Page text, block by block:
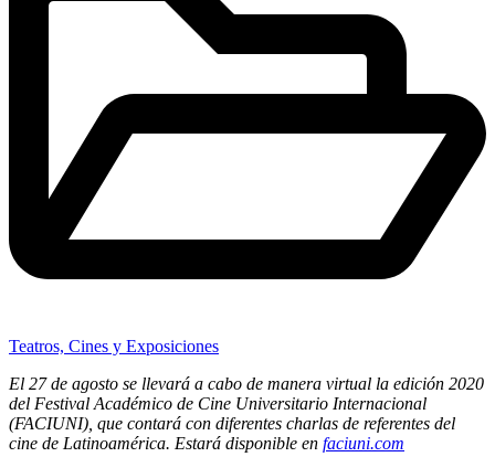
Teatros, Cines y Exposiciones
El 27 de agosto se llevará a cabo de manera virtual la edición 2020
del Festival Académico de Cine Universitario Internacional
(FACIUNI), que contará con diferentes charlas de referentes del
cine de Latinoamérica. Estará disponible en faciuni.com